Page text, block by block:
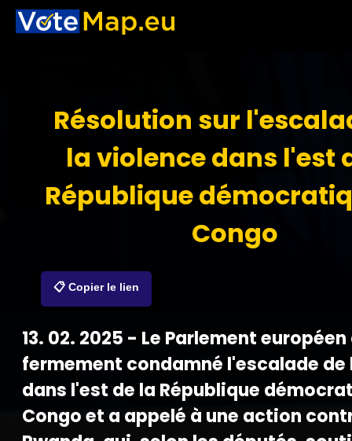
Résolution sur
la violence dans l'est
République
Congo
📋 Copier le lien
13. 02. 2025 - Le Parlement européen
fermement condamné l'escalade de
dans l'est de la République
Congo et a appelé à une action